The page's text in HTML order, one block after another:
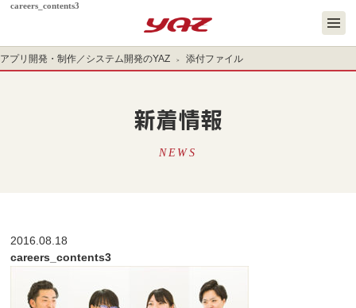
careers_contents3
アプリ開発・制作／システム開発のYAZ 添付ファイル
新着情報
NEWS
2016.08.18
careers_contents3